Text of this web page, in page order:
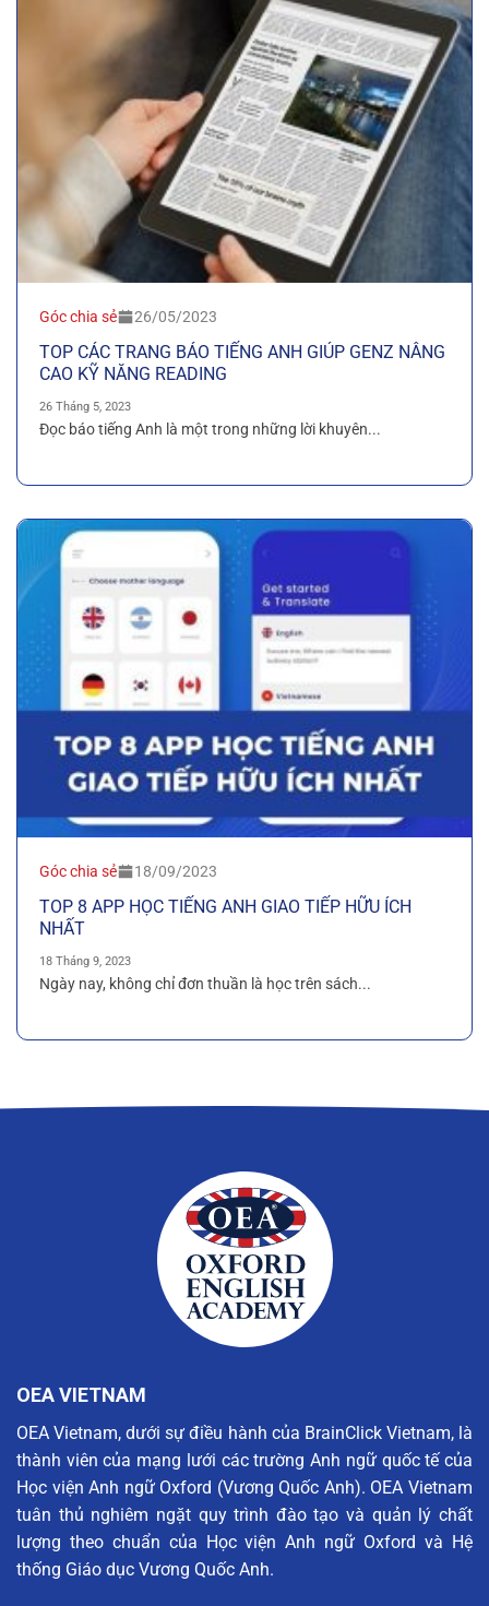
Góc chia sẻ 26/05/2023
TOP CÁC TRANG BÁO TIẾNG ANH GIÚP GENZ NÂNG
CAO KỸ NĂNG READING
26 Tháng 5, 2023
Đọc báo tiếng Anh là một trong những lời khuyên...
Góc chia sẻ 18/09/2023
TOP 8 APP HỌC TIẾNG ANH GIAO TIẾP HỮU ÍCH
NHẤT
18 Tháng 9, 2023
Ngày nay, không chỉ đơn thuần là học trên sách...
OEA VIETNAM
OEA Vietnam, dưới sự điều hành của BrainClick Vietnam, là
thành viên của mạng lưới các trường Anh ngữ quốc tế của
Học viện Anh ngữ Oxford (Vương Quốc Anh). OEA Vietnam
tuân thủ nghiêm ngặt quy trình đào tạo và quản lý chất
lượng theo chuẩn của Học viện Anh ngữ Oxford và Hệ
thống Giáo dục Vương Quốc Anh.